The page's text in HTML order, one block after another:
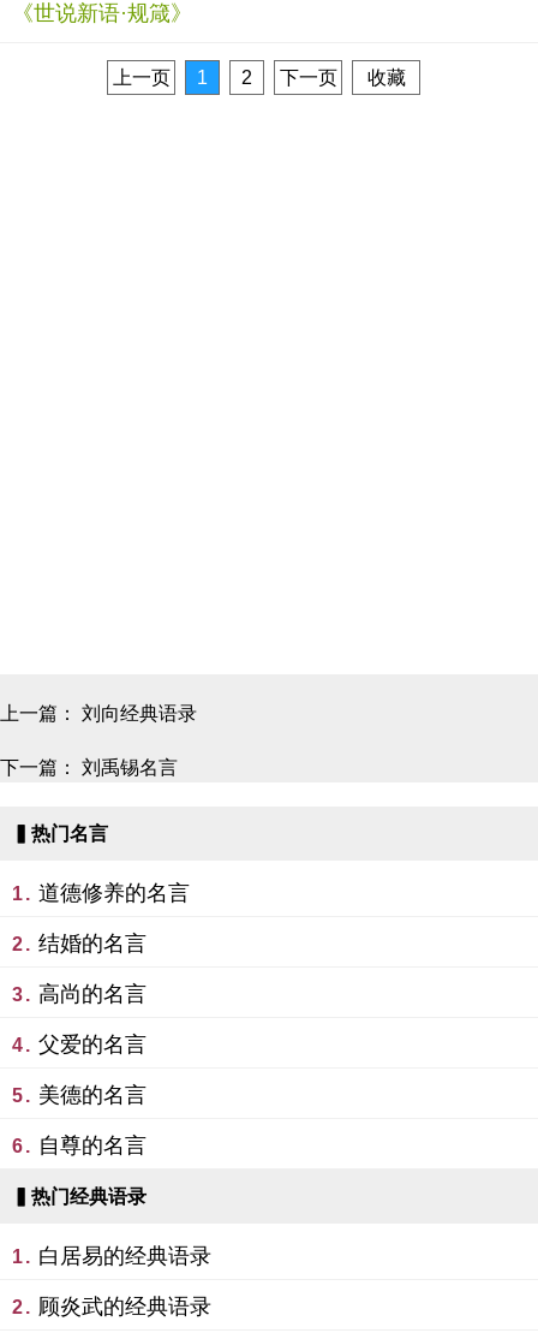
《世说新语·规箴》
上一页 1 2 下一页 收藏
上一篇： 刘向经典语录
下一篇： 刘禹锡名言
▍热门名言
1. 道德修养的名言
2. 结婚的名言
3. 高尚的名言
4. 父爱的名言
5. 美德的名言
6. 自尊的名言
▍热门经典语录
1. 白居易的经典语录
2. 顾炎武的经典语录